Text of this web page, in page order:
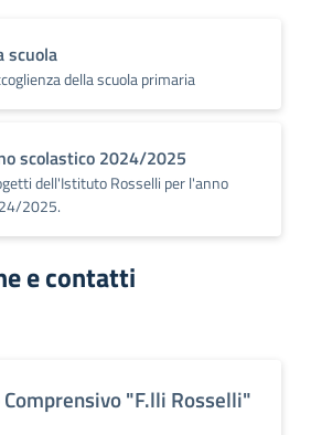
scuola
della scuola primaria
scolastico 2024/2025
dell'Istituto Rosselli per l'anno
2025.
e contatti
"F.lli Rosselli"